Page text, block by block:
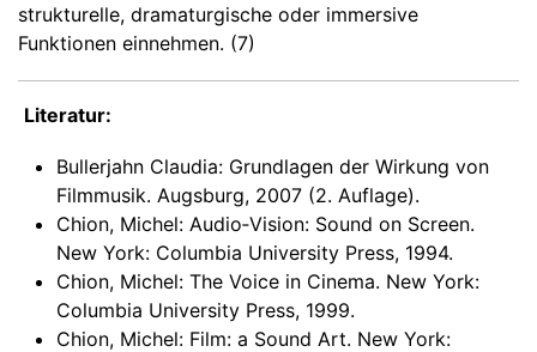
strukturelle, dramaturgische oder immersive
Funktionen einnehmen. (7)
Literatur:
Bullerjahn Claudia: Grundlagen der Wirkung von
Filmmusik. Augsburg, 2007 (2. Auflage).
Chion, Michel: Audio‐Vision: Sound on Screen.
New York: Columbia University Press, 1994.
Chion, Michel: The Voice in Cinema. New York:
Columbia University Press, 1999.
Chion, Michel: Film: a Sound Art. New York: